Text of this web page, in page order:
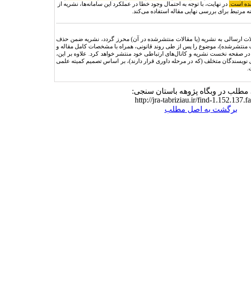
در نهایت، با توجه به احتمال وجود خطا در عملکرد این سامانه‌ها، نشریه از
برای بررسی نهایی مقاله استفاده می‌کند.
ارسالی به نشریه (یا مقالات منتشرشده در آن) محرز گردد، نشریه ضمن حذف
منتشرشده)، موضوع را پس از طی روند قانونی، همراه با مشخصات کامل مقاله و
صفحه نخست نشریه و کانال‌های ارتباطی خود منتشر خواهد کرد. علاوه بر این،
متخلف (که در مرحله داوری قرار دارند)، بر اساس تصمیم کمیته علمی
مطلب در وبگاه پژوهه باستان سنجی:
http://jra-tabriziau.ir/find-
برگشت به اصل مطلب